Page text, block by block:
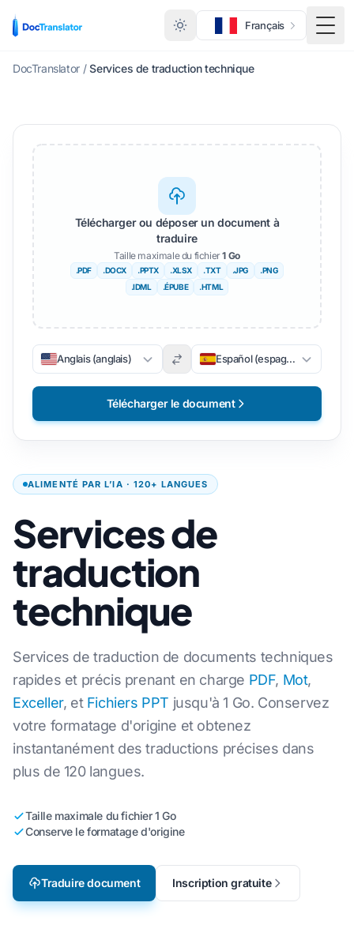
Français
DocTranslator / Services de traduction technique
ALIMENTÉ PAR L’IA · 120+ LANGUES
Services de
traduction
technique
Services de traduction de documents techniques
rapides et précis prenant en charge PDF, Mot,
Exceller, et Fichiers PPT jusqu'à 1 Go. Conservez
votre formatage d'origine et obtenez
instantanément des traductions précises dans
plus de 120 langues.
Taille maximale du fichier 1 Go
Conserve le formatage d'origine
Traduire document Inscription gratuite
Télécharger ou déposer un document à
traduire
Taille maximale du fichier1 Go
.PDF .DOCX .PPTX .XLSX .TXT .JPG
.PNG
.IDML
.ÉPUBE .HTML
Anglais (anglais) Español (espagnol)
Télécharger le document